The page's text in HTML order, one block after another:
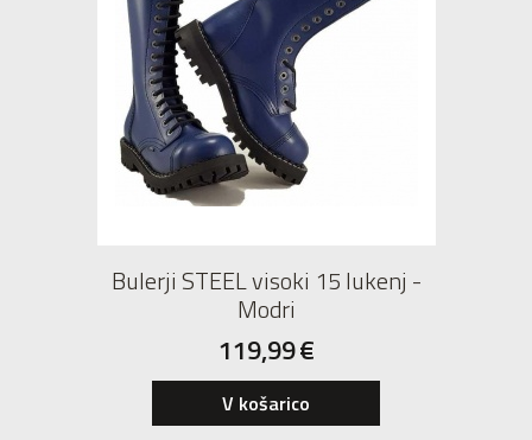
42
Bulerji STEEL visoki 15 lukenj -
Modri
119,99€
V košarico